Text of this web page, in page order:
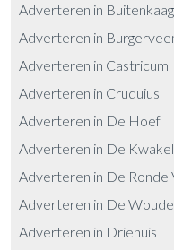
Adverteren in Buitenkaag
Adverteren in
Adverteren in Castricum
Adverteren in Cruquius
Adverteren in De Hoef
Adverteren in De Kwakel
Adverteren in De Ronde
Adverteren in De Woude
Adverteren in Driehuis